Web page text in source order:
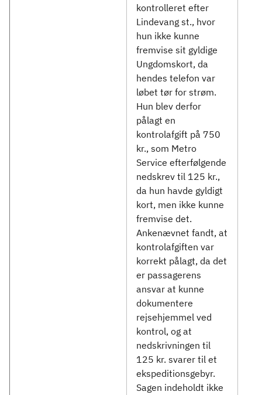
kontrolleret efter
Lindevang st., hvor
hun ikke kunne
fremvise sit gyldige
Ungdomskort, da
hendes telefon var
løbet tør for strøm.
Hun blev derfor
pålagt en
kontrolafgift på 750
kr., som Metro
Service efterfølgende
nedskrev til 125 kr.,
da hun havde gyldigt
kort, men ikke kunne
fremvise det.
Ankenævnet fandt, at
kontrolafgiften var
korrekt pålagt, da det
er passagerens
ansvar at kunne
dokumentere
rejsehjemmel ved
kontrol, og at
nedskrivningen til
125 kr. svarer til et
ekspeditionsgebyr.
Sagen indeholdt ikke